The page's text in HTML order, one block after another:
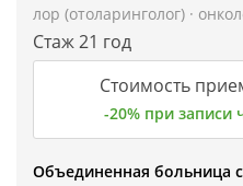
лор (отоларинголог) ·
Стаж 21 год
Стоимость
-20% при
Объединенная больница